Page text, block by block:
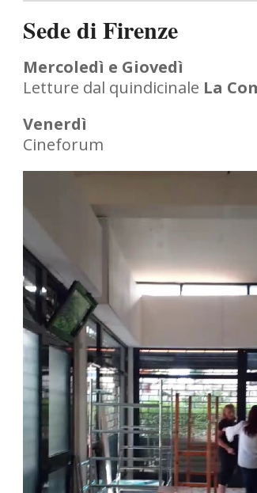
Sede di Firenze
Mercoledì e Giovedì
Letture dal quindicinale La
Venerdì
Cineforum